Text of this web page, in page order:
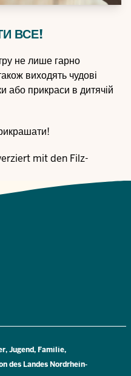
ВСЕ!
не лише гарно
виходять чудові
або прикраси в дитячій
Jugend, Familie,
des Landes Nordrhein-